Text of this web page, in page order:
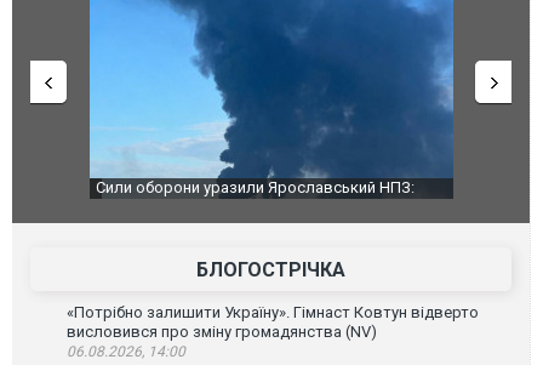
Сили оборони уразили Ярославський НПЗ:
атаку. ВІДЕО
Неймар
БЛОГОСТРІЧКА
«Потрібно залишити Україну». Гімнаст Ковтун відверто
висловився про зміну громадянства (NV)
06.08.2026, 14:00